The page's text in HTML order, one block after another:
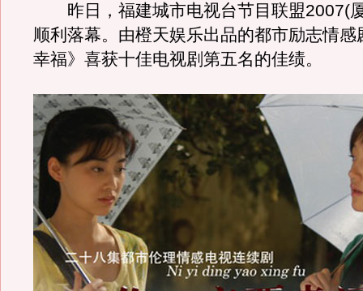
昨日，福建城市电视台节目联盟2007(
顺利落幕。由橙天娱乐出品的都市励志情感
幸福》喜获十佳电视剧第五名的佳绩。